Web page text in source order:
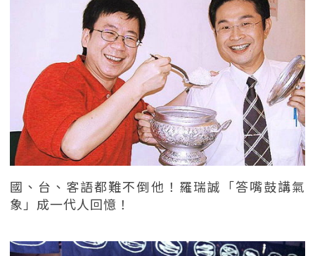
國、台、客語都難不倒他！羅瑞誠「答嘴鼓講氣
象」成一代人回憶！